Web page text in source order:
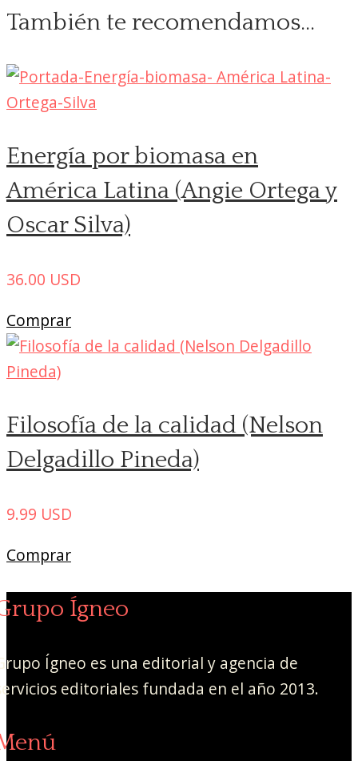
También te recomendamos…
Energía por biomasa en
América Latina (Angie Ortega y
Oscar Silva)
36.00 USD
Comprar
Filosofía de la calidad (Nelson
Delgadillo Pineda)
9.99 USD
Comprar
Ígneo
Ígneo es una editorial y agencia de
editoriales fundada en el año 2013.